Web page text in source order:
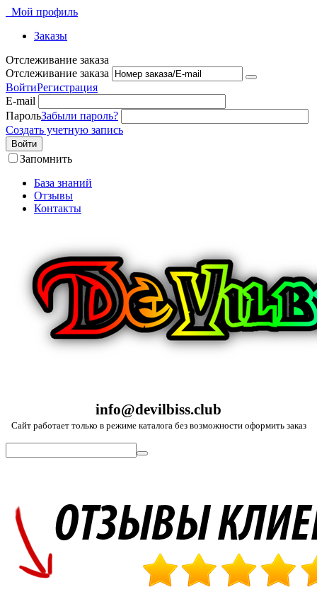
Мой профиль
Заказы
Отслеживание заказа
Отслеживание заказа
ВойтиРегистрация
E-mail
ПарольЗабыли пароль?
Создать учетную запись
Войти
Запомнить
База знаний
Отзывы
Контакты
info@devilbiss.club
Сайт работает только в режиме каталога без возможности оформить заказ